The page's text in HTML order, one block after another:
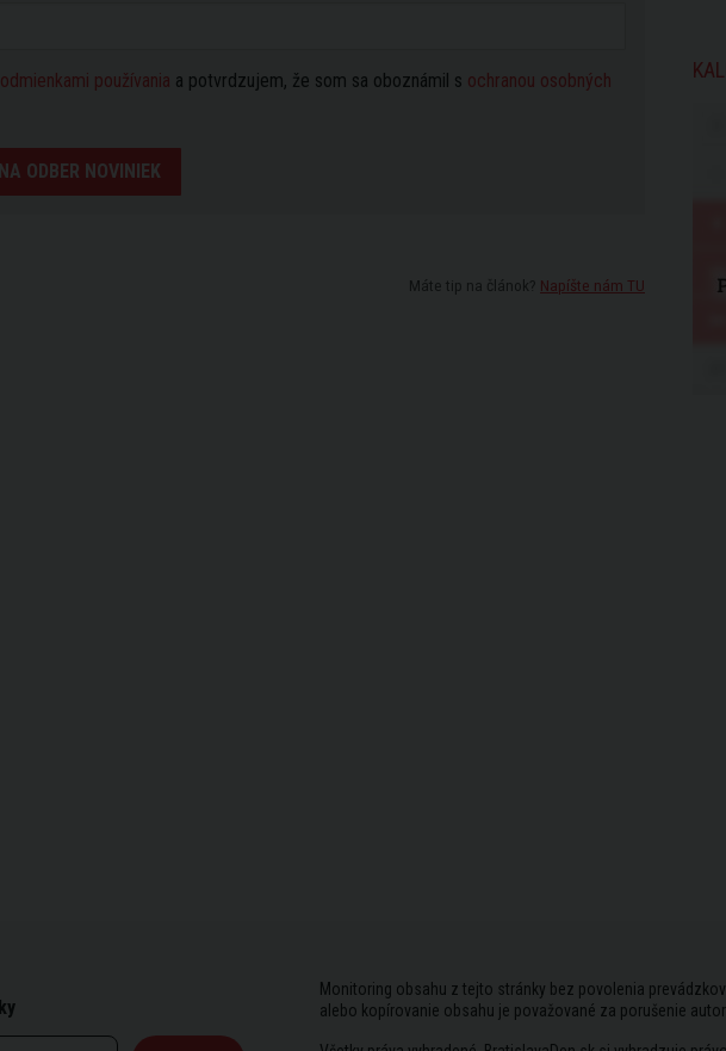
používania a potvrdzujem, že som sa oboznámil s ochranou osobných
ODBER NOVINIEK
Máte tip na článok? Napíšte nám TU
Monitoring obsahu z tejto stránky bez povolenia
alebo kopírovanie obsahu je považované za porušenie